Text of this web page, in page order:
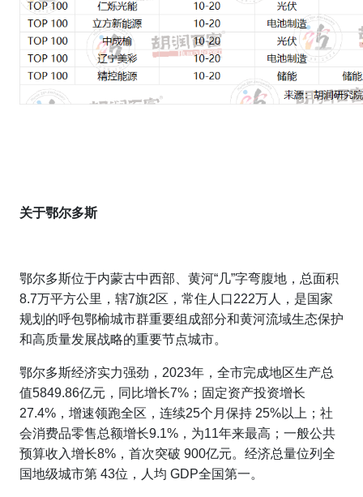
关于鄂尔多斯
鄂尔多斯位于内蒙古中西部、黄河“几”字弯腹地，总面积
8.7万平方公里，辖7旗2区，常住人口222万人，是国家
规划的呼包鄂榆城市群重要组成部分和黄河流域生态保护
和高质量发展战略的重要节点城市。
鄂尔多斯经济实力强劲，2023年，全市完成地区生产总
值5849.86亿元，同比增长7%；固定资产投资增长
27.4%，增速领跑全区，连续25个月保持 25%以上；社
会消费品零售总额增长9.1%，为11年来最高；一般公共
预算收入增长8%，首次突破 900亿元。经济总量位列全
国地级城市第 43位，人均 GDP全国第一。